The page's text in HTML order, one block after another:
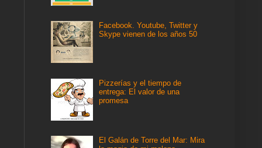
Facebook. Youtube, Twitter y
Skype vienen de los años 50
Pizzerías y el tiempo de
entrega: El valor de una
promesa
El Galán de Torre del Mar: Mira